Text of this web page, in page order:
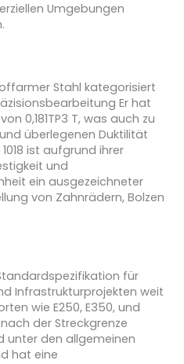
Umgebungen
Stahl kategorisiert
Er hat
0,181TP3 T, was auch zu
überlegenen Duktilität
ist aufgrund ihrer
und
ein ausgezeichneter
von Zahnrädern, Bolzen
für
Infrastrukturprojekten weit
wie E250, E350, und
der Streckgrenze
unter den allgemeinen
hat eine